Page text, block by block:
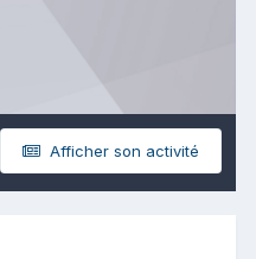
Afficher son activité